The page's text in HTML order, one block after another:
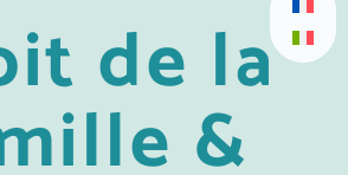
de la
&